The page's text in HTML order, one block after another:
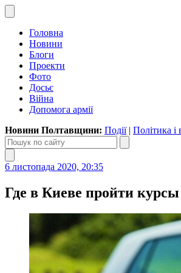
Головна
Новини
Блоги
Проекти
Фото
Досьє
Війна
Допомога армії
Новини Полтавщини: Події| Політика і
6 листопада 2020, 20:35
Где в Киеве пройти курсы